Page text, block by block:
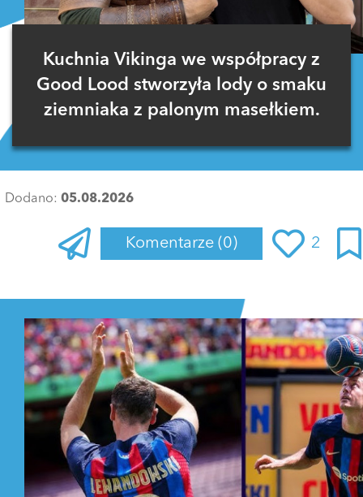
Kuchnia Vikinga we współpracy z
Good Lood stworzyła lody o smaku
ziemniaka z palonym masełkiem.
Dodano: 05.08.2026
Komentarze (0) 2